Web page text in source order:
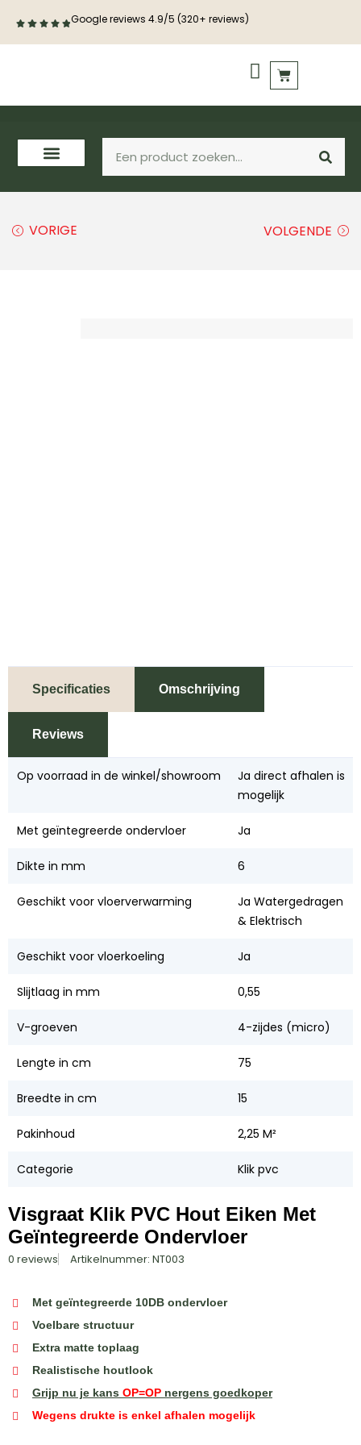
Google reviews 4.9/5 (320+ reviews)
VORIGE VOLGENDE
Specificaties Omschrijving
Reviews
Op voorraad in de winkel/showroom
Ja direct afhalen is
mogelijk
Met geïntegreerde ondervloer Ja
Dikte in mm 6
Geschikt voor vloerverwarming
Ja Watergedragen
& Elektrisch
Geschikt voor vloerkoeling Ja
Slijtlaag in mm 0,55
V-groeven 4-zijdes (micro)
Lengte in cm 75
Breedte in cm 15
Pakinhoud 2,25 M²
Categorie Klik pvc
Visgraat Klik PVC Hout Eiken Met
Geïntegreerde Ondervloer
0 reviews Artikelnummer: NT003
Met geïntegreerde 10DB ondervloer
Voelbare structuur
Extra matte toplaag
Realistische houtlook
Grijp nu je kans OP=OP nergens goedkoper
Wegens drukte is enkel afhalen mogelijk